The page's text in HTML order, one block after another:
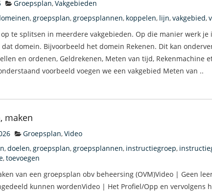
Groepsplan,Vakgebieden
,groepsplan,groepsplannen, koppelen, lijn,vakgebied,
te splitsen in meerdere vakgebieden. Op die manier werk
domein. Bijvoorbeeld het domein Rekenen. Dit kan
en ordenen, Geldrekenen, Meten van tijd, Rekenmachine
voorbeeld voegen we een vakgebied Meten van ..
maken
Groepsplan,Video
,doelen,groepsplan,groepsplannen, instructiegroep,
,toevoegen
van een groepsplan obv beheersing (OVM)Video | Geen
kunnen wordenVideo | Het Profiel/Opp en vervolgens